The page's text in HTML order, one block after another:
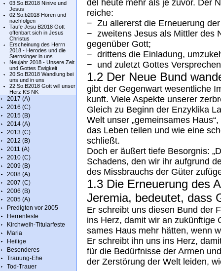
03.So.B2018 Ninive und
Jesus
02.So.b2018 Hören und
nachfolgen
Taufe Jesu B2018 Gott
offenbart sich in Jesus
Christus
Erscheinung des Herrn
2018 - Herodes und die
Sternsinger in uns
Neujahr 2018 - Unsere Zeit
und Gottes Ewigkeit
20.So.B2018 Wandlung bei
uns und in uns
22.So.B2018 Gott will unser
Herz KS NK
2017 (A)
2016 (C)
2015 (B)
2014 (A)
2013 (C)
2012 (B)
2011 (A)
2010 (C)
2009 (B)
2008 (A)
2007 (C)
2006 (B)
2005 (A)
Predigten vor 2005
Herrenfeste
Kirchweih-Titularfeste
Maria
Heilige
Besonderes
Trauung-Ehe
Tod-Trauer
del heu­te mehr als je zu­vor. Der
rei­che:
− Zu al­ler­erst die Er­neu­e­rung
− zwei­tens Je­sus als Mitt­ler des
ge­gen­über Gott;
− drit­tens die Ein­la­dung,
− und zu­letzt Got­tes
1.2 Der Neue Bund
gibt der Ge­gen­wart we­sent­li­che
kunft. Vie­le As­pek­te un­se­rer
Gleich zu Be­ginn der En­zyk­li­ka
Welt un­ser „ge­mein­sa­mes
das Le­ben tei­len und wie eine
schließt.
Doch er äu­ßert tie­fe Be­sorg­nis:
Scha­dens, den wir ihr auf­grund
des Miss­brauchs der Gü­ter
1.3 Die Er­neu­e­rung des
Je­re­mia, be­deu­tet, dass
Er schreibt uns die­sen Bund der
ins Herz, da­mit wir an
sa­mes Haus mehr hät­ten, wenn
Er schreibt ihn uns ins Herz,
für die Be­dürf­nis­se der Ar­men
der Zerstö­rung der Welt lei­den,